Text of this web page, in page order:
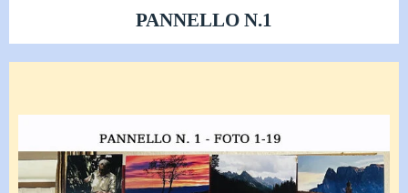
PANNELLO N.1